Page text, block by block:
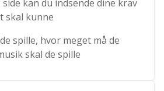
kan du indsende dine krav
skal kunne
spille, hvor meget må de
skal de spille